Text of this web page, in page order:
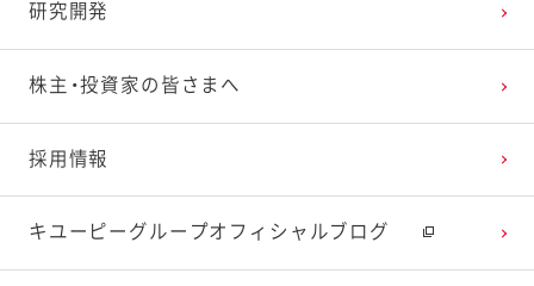
研究開発
株主・投資家の皆さまへ
採用情報
キユーピーグループオフィシャルブログ